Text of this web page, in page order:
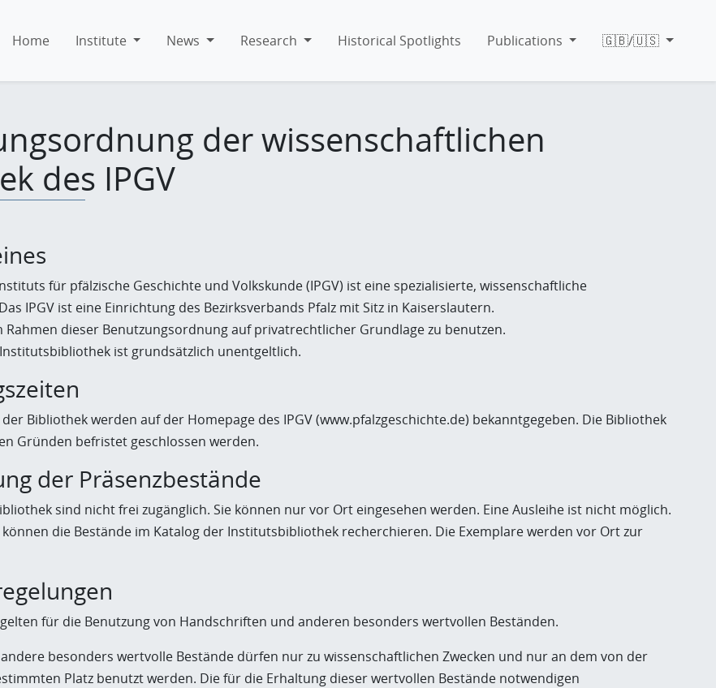
Home Institute News Research Historical Spotlights Publications 🇬🇧/🇺🇸
der wissenschaftlichen
des IPGV
für pfälzische Geschichte und Volkskunde (IPGV) ist eine spezialisierte, wissenschaftliche
IPGV ist eine Einrichtung des Bezirksverbands Pfalz mit Sitz in Kaiserslautern.
Rahmen dieser Benutzungsordnung auf privatrechtlicher Grundlage zu benutzen.
ist grundsätzlich unentgeltlich.
Bibliothek werden auf der Homepage des IPGV (www.pfalzgeschichte.de) bekanntgegeben. Die Bibliothek
Gründen befristet geschlossen werden.
der Präsenzbestände
sind nicht frei zugänglich. Sie können nur vor Ort eingesehen werden. Eine Ausleihe ist nicht möglich.
die Bestände im Katalog der Institutsbibliothek recherchieren. Die Exemplare werden vor Ort zur
für die Benutzung von Handschriften und anderen besonders wertvollen Beständen.
besonders wertvolle Bestände dürfen nur zu wissenschaftlichen Zwecken und nur an dem von der
Platz benutzt werden. Die für die Erhaltung dieser wertvollen Bestände notwendigen